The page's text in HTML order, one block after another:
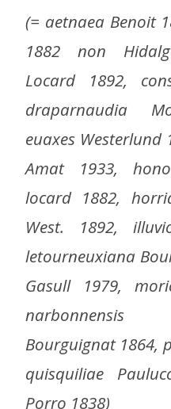
(= aetnaea Benoit
1882 non
Locard 1892,
draparnaudia
euaxes
Amat 1933,
locard 1882,
West. 1892,
letourneuxiana
Gasull 1979,
Bourguignat 1864,
quisquiliae
Porro 1838)